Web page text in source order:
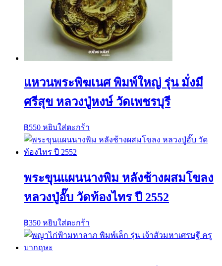
แหวนพระพิฆเนศ พิมพ์ใหญ่ รุ่น มั่งมี
ศรีสุข หลวงปู่หงษ์ วัดเพชรบุรี
฿550 หยิบใส่ตะกร้า
พระขุนแผนนางพิม หลังช้างผสมโขลง
หลวงปู่อั๊บ วัดท้องไทร ปี 2552
฿350 หยิบใส่ตะกร้า